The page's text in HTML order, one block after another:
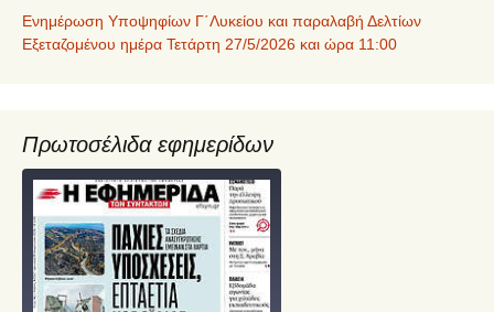
Ενημέρωση Υποψηφίων Γ΄Λυκείου και παραλαβή Δελτίων
Εξεταζομένου ημέρα Τετάρτη 27/5/2026 και ώρα 11:00
Πρωτοσέλιδα εφημερίδων